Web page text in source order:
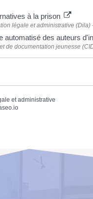
à la prison
légale et administrative (Dila)
automatisé des auteurs
de documentation jeunesse
et administrative